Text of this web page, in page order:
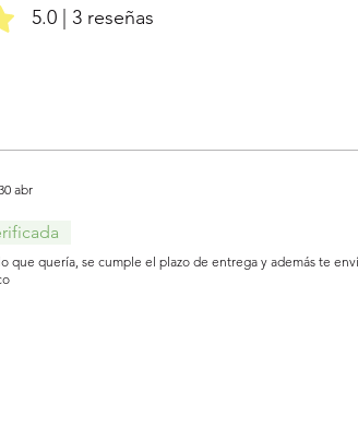
5.0 | 3 reseñas
abr
que quería, se cumple el plazo de entrega y además te